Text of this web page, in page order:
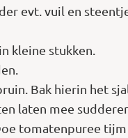
evt. vuil en
kleine stukken.
Bak hierin het
laten mee
tomatenpuree